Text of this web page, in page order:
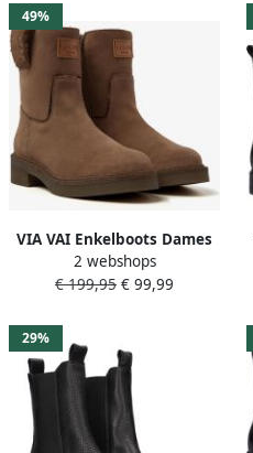
49%
VIA VAI Enkelboots Dames
Bellamy Yasmin Maat: 41
Materiaal: Suède Kleur:
2 webshops
€ 199,95 € 99,99
29%